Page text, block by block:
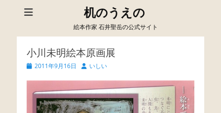
机のうえの
絵本作家 石井聖岳の公式サイト
小川未明絵本原画展
Posted2011年9月16日 Authorいしい